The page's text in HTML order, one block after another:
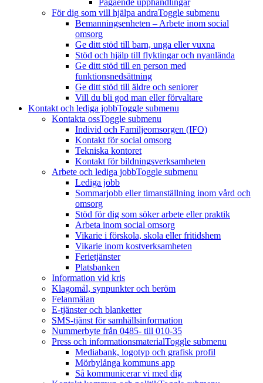
Pågående upphandlingar
För dig som vill hjälpa andraToggle submenu
Bemanningsenheten – Arbete inom social
omsorg
Ge ditt stöd till barn, unga eller vuxna
Stöd och hjälp till flyktingar och nyanlända
Ge ditt stöd till en person med
funktionsnedsättning
Ge ditt stöd till äldre och seniorer
Vill du bli god man eller förvaltare
Kontakt och lediga jobbToggle submenu
Kontakta ossToggle submenu
Individ och Familjeomsorgen (IFO)
Kontakt för social omsorg
Tekniska kontoret
Kontakt för bildningsverksamheten
Arbete och lediga jobbToggle submenu
Lediga jobb
Sommarjobb eller timanställning inom vård och
omsorg
Stöd för dig som söker arbete eller praktik
Arbeta inom social omsorg
Vikarie i förskola, skola eller fritidshem
Vikarie inom kostverksamheten
Ferietjänster
Platsbanken
Information vid kris
Klagomål, synpunkter och beröm
Felanmälan
E-tjänster och blanketter
SMS-tjänst för samhällsinformation
Nummerbyte från 0485- till 010-35
Press och informationsmaterialToggle submenu
Mediabank, logotyp och grafisk profil
Mörbylånga kommuns app
Så kommunicerar vi med dig